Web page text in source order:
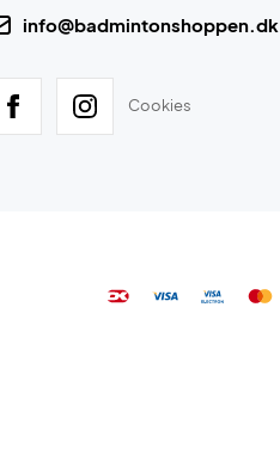
info@badmintonshoppen.dk
Cookies